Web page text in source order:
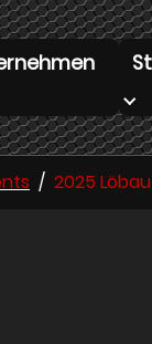
for
2025